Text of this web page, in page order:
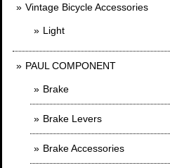
Vintage Bicycle Accessories
Light
PAUL COMPONENT
Brake
Brake Levers
Brake Accessories